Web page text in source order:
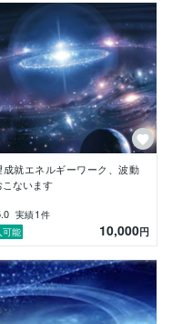
ルギー、光を自在に
故の答えは瞬時にや
の都度、入ってきま
あった、状況が好転
。
定やエネルギーワー
時間の関係から、な
ますが、出来る限り
必ずご返信差し上げ
成就エネルギーワーク、波動
こないます
実績1 件
可能
10,000円